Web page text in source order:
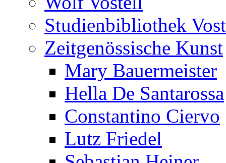
Studienbibliothek
Zeitgenössische Kunst
Mary Bauermeister
Hella De Santarossa
Constantino Ciervo
Lutz Friedel